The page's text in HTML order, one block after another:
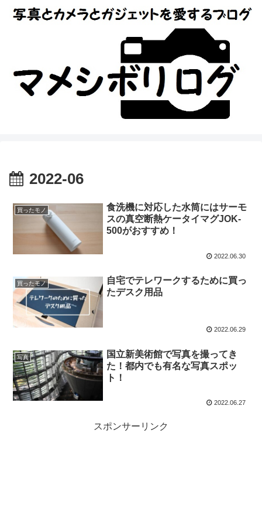
2022-06
買ったモノ
食洗機に対応した水筒にはサーモ
スの真空断熱ケータイマグJOK-
500がおすすめ！
2022.06.30
買ったモノ
自宅でテレワークするために買っ
たデスク用品
2022.06.29
写真
国立新美術館で写真を撮ってき
た！都内でも有名な写真スポッ
ト！
2022.06.27
スポンサーリンク